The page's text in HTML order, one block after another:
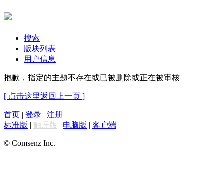
搜索
版块列表
用户信息
抱歉，指定的主题不存在或已被删除或正在被审核
[ 点击这里返回上一页 ]
首页 | 登录 | 注册
标准版 | 触屏版 | 电脑版 | 客户端
© Comsenz Inc.